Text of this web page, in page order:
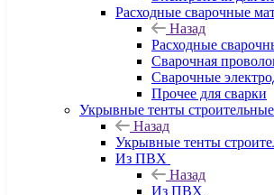
Расходные сварочные
Назад
Расходные
Сварочная
Сварочные
Прочее для сварки
Укрывные тенты строительные
Назад
Укрывные тенты
Из ПВХ
Назад
Из ПВХ